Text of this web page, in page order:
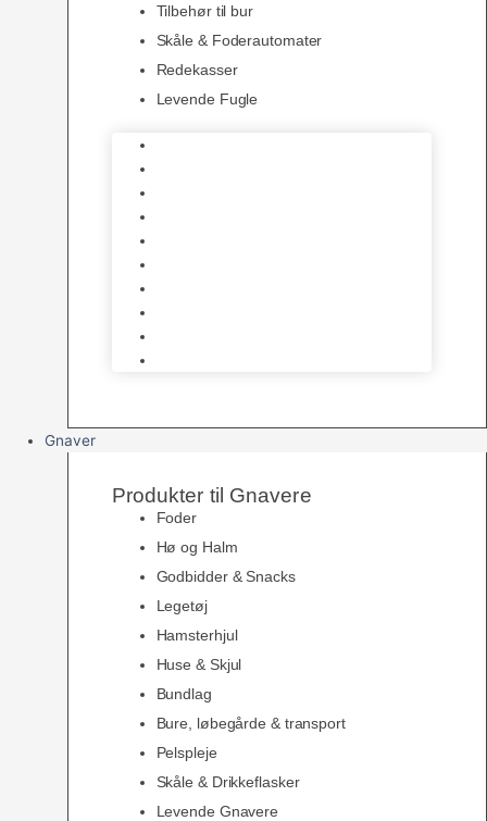
Tilbehør til bur
Skåle & Foderautomater
Redekasser
Levende Fugle
Gnaver
Produkter til Gnavere
Foder
Hø og Halm
Godbidder & Snacks
Legetøj
Hamsterhjul
Huse & Skjul
Bundlag
Bure, løbegårde & transport
Pelspleje
Skåle & Drikkeflasker
Levende Gnavere